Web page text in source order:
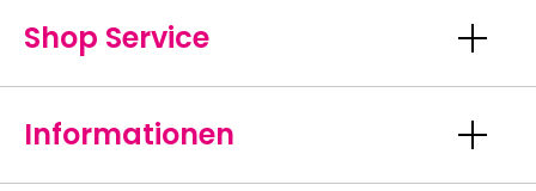
Shop Service
Informationen